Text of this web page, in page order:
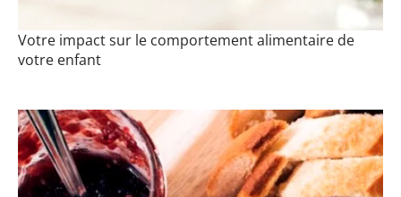
Votre impact sur le comportement alimentaire de
votre enfant